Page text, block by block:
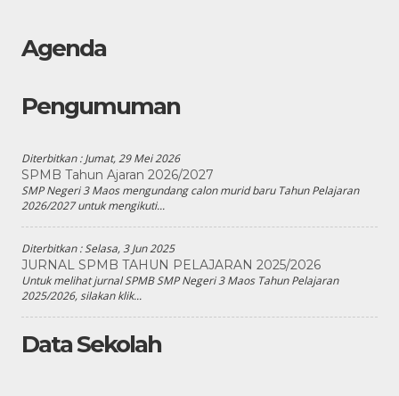
Agenda
Pengumuman
Diterbitkan :Jumat, 29 Mei 2026
SPMB Tahun Ajaran 2026/2027
SMP Negeri 3 Maos mengundang calon murid baru Tahun Pelajaran
2026/2027 untuk mengikuti...
Diterbitkan :Selasa, 3 Jun 2025
JURNAL SPMB TAHUN PELAJARAN 2025/2026
Untuk melihat jurnal SPMB SMP Negeri 3 Maos Tahun Pelajaran
2025/2026, silakan klik...
Data Sekolah